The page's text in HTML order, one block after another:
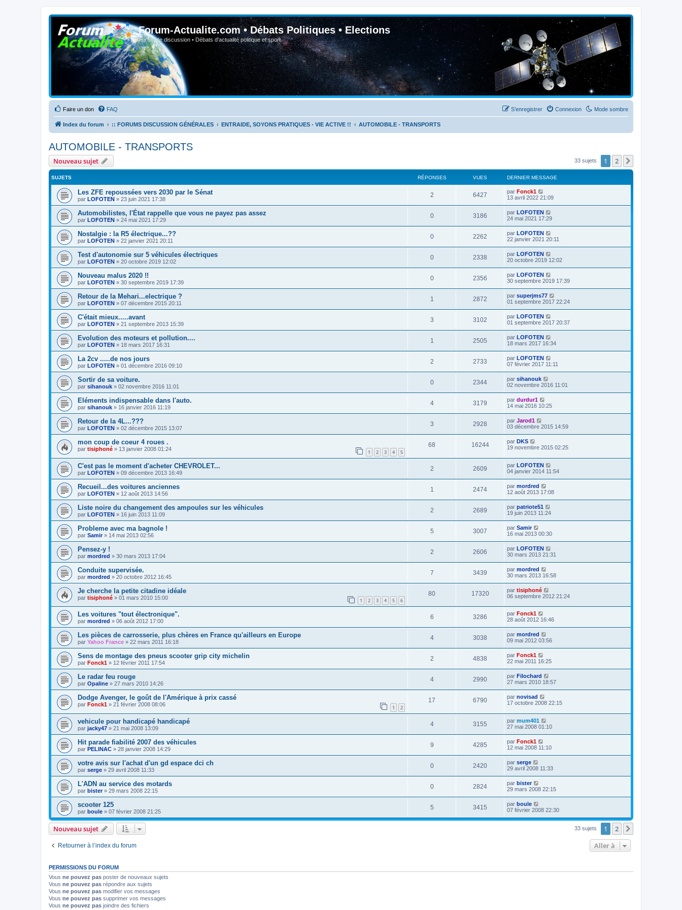
Forum-Actualite.com • Débats Politiques • Elections
Forum de discussion • Débats d'actualité politique et sport
Faire un don Mode sombre
FAQ Connexion
S’enregistrer
Index du forum :: FORUMS DISCUSSION GÉNÉRALES ENTRAIDE, SOYONS PRATIQUES - VIE ACTIVE !! AUTOMOBILE - TRANSPORTS
AUTOMOBILE - TRANSPORTS
Nouveau sujet 33 sujets 1 2
SUJETS RÉPONSES VUES DERNIER MESSAGE
Les ZFE repoussées vers 2030 par le Sénat
par LOFOTEN » 23 juin 2021 17:38
2 6427 par Fonck1
13 avril 2022 21:09
Automobilistes, l'État rappelle que vous ne payez pas assez
par LOFOTEN » 24 mai 2021 17:29
0 3186 par LOFOTEN
24 mai 2021 17:29
Nostalgie : la R5 électrique...??
par LOFOTEN » 22 janvier 2021 20:11
0 2262 par LOFOTEN
22 janvier 2021 20:11
Test d'autonomie sur 5 véhicules électriques
par LOFOTEN » 20 octobre 2019 12:02
0 2338 par LOFOTEN
20 octobre 2019 12:02
Nouveau malus 2020 !!
par LOFOTEN » 30 septembre 2019 17:39
0 2356 par LOFOTEN
30 septembre 2019 17:39
Retour de la Mehari...electrique ?
par LOFOTEN » 07 décembre 2015 20:11
1 2872 par superjms77
01 septembre 2017 22:24
C'était mieux.....avant
par LOFOTEN » 21 septembre 2013 15:39
3 3102 par LOFOTEN
01 septembre 2017 20:37
Evolution des moteurs et pollution....
par LOFOTEN » 18 mars 2017 16:31
1 2505 par LOFOTEN
18 mars 2017 16:34
La 2cv .....de nos jours
par LOFOTEN » 01 décembre 2016 09:10
2 2733 par LOFOTEN
07 février 2017 11:11
Sortir de sa voiture.
par sihanouk » 02 novembre 2016 11:01
0 2344 par sihanouk
02 novembre 2016 11:01
Eléments indispensable dans l'auto.
par sihanouk » 16 janvier 2016 11:19
4 3179 par durdur1
14 mai 2016 10:25
Retour de la 4L...???
par LOFOTEN » 02 décembre 2015 13:07
3 2928 par Jarod1
03 décembre 2015 14:59
mon coup de coeur 4 roues .
par tisiphoné » 13 janvier 2008 01:24 1 2 3 4 5
68 16244 par DKS
19 novembre 2015 02:25
C'est pas le moment d'acheter CHEVROLET...
par LOFOTEN » 09 décembre 2013 16:49
2 2609 par LOFOTEN
04 janvier 2014 11:54
Recueil...des voitures anciennes
par LOFOTEN » 12 août 2013 14:56
1 2474 par mordred
12 août 2013 17:08
Liste noire du changement des ampoules sur les véhicules
par LOFOTEN » 16 juin 2013 11:09
2 2689 par patriote51
19 juin 2013 11:24
Probleme avec ma bagnole !
par Samir» 14 mai 2013 02:56
5 3007 par Samir
16 mai 2013 00:30
Pensez-y !
par mordred » 30 mars 2013 17:04
2 2606 par LOFOTEN
30 mars 2013 21:31
Conduite supervisée.
par mordred » 20 octobre 2012 16:45
7 3439 par mordred
30 mars 2013 16:58
Je cherche la petite citadine idéale
par tisiphoné » 01 mars 2010 15:00 1 2 3 4 5 6
80 17320 par tisiphoné
06 septembre 2012 21:24
Les voitures "tout électronique".
par mordred » 06 août 2012 17:00
6 3286 par Fonck1
28 août 2012 16:46
Les pièces de carrosserie, plus chères en France qu'ailleurs en Europe
par Yahoo France » 22 mars 2011 16:18
4 3038 par mordred
09 mai 2012 03:56
Sens de montage des pneus scooter grip city michelin
par Fonck1 » 12 février 2011 17:54
2 4838 par Fonck1
22 mai 2011 16:25
Le radar feu rouge
par Opaline » 27 mars 2010 14:26
4 2990 par Filochard
27 mars 2010 18:57
Dodge Avenger, le goût de l'Amérique à prix cassé
par Fonck1 » 21 février 2008 08:06 1 2
17 6790 par novisad
17 octobre 2008 22:15
vehicule pour handicapé handicapé
par jacky47 » 21 mai 2008 13:09
4 3155 par mum401
27 mai 2008 01:10
Hit parade fiabilité 2007 des véhicules
par PELINAC » 28 janvier 2008 14:29
9 4285 par Fonck1
12 mai 2008 11:10
votre avis sur l'achat d'un gd espace dci ch
par serge » 29 avril 2008 11:33
0 2420 par serge
29 avril 2008 11:33
L'ADN au service des motards
par bister» 29 mars 2008 22:15
0 2824 par bister
29 mars 2008 22:15
scooter 125
par boule » 07 février 2008 21:25
5 3415 par boule
07 février 2008 22:30
Nouveau sujet 33 sujets 1 2
Retourner à l’index du forum Aller à
PERMISSIONS DU FORUM
Vous ne pouvez pas poster de nouveaux sujets
Vous ne pouvez pas répondre aux sujets
Vous ne pouvez pas modifier vos messages
Vous ne pouvez pas supprimer vos messages
Vous ne pouvez pas joindre des fichiers